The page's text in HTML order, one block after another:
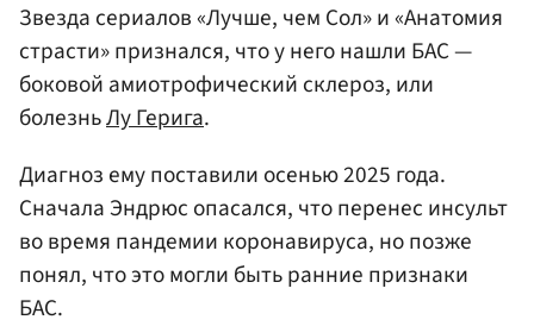
Звезда сериалов «Лучше, чем Сол» и «Анатомия
страсти» признался, что у него нашли БАС —
боковой амиотрофический склероз, или
болезньЛу Герига.
Диагноз ему поставили осенью 2025 года.
Сначала Эндрюс опасался, что перенес инсульт
во время пандемии коронавируса, но позже
понял, что это могли быть ранние признаки
БАС.